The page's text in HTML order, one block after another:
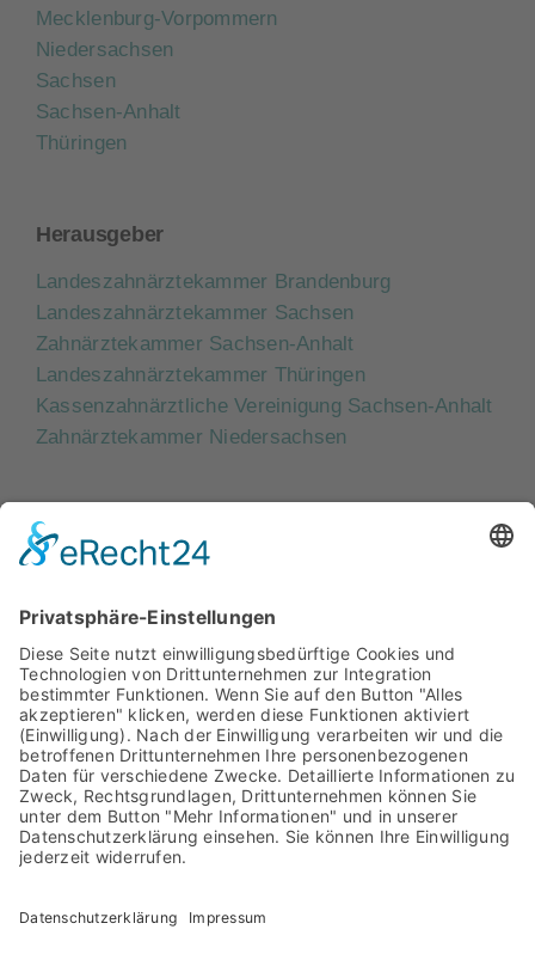
Mecklenburg-Vorpommern
Niedersachsen
Sachsen
Sachsen-Anhalt
Thüringen
Herausgeber
Landeszahnärztekammer Brandenburg
Landeszahnärztekammer Sachsen
Zahnärztekammer Sachsen-Anhalt
Landeszahnärztekammer Thüringen
Kassenzahnärztliche Vereinigung Sachsen-Anhalt
Zahnärztekammer Niedersachsen
ZahnRat
Facebook
Kontakt
Datenschutzerklärung
Impressum
2024 ZahnRat – Die aktuelle Patienteninformation der